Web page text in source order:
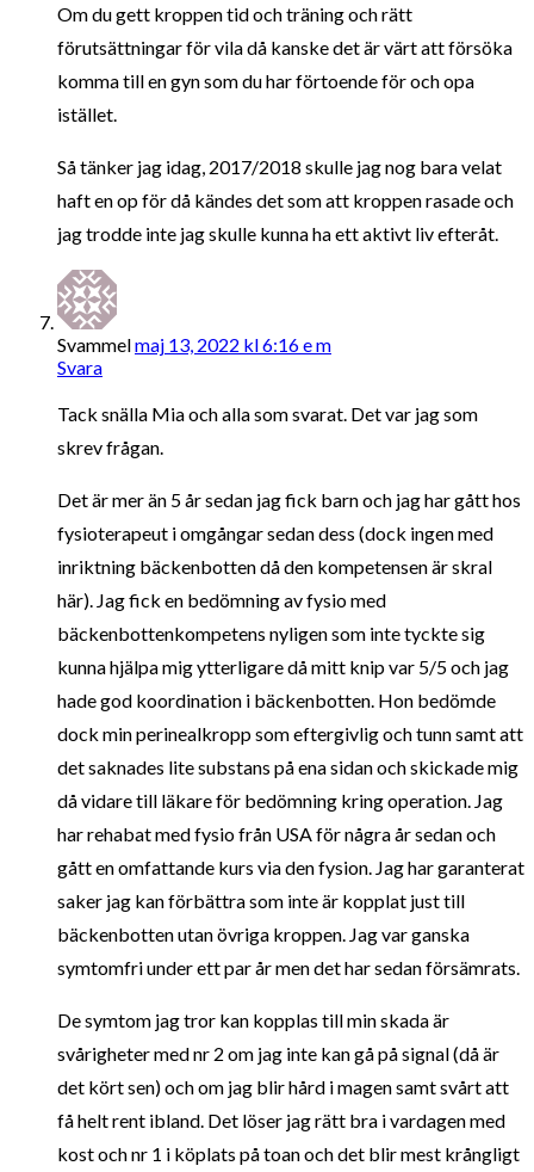
Om du gett kroppen tid och träning och rätt
förutsättningar för vila då kanske det är värt att försöka
komma till en gyn som du har förtoende för och opa
istället.
Så tänker jag idag, 2017/2018 skulle jag nog bara velat
haft en op för då kändes det som att kroppen rasade och
jag trodde inte jag skulle kunna ha ett aktivt liv efteråt.
Svammelmaj 13, 2022 kl 6:16 e m
Svara
Tack snälla Mia och alla som svarat. Det var jag som
skrev frågan.
Det är mer än 5 år sedan jag fick barn och jag har gått hos
fysioterapeut i omgångar sedan dess (dock ingen med
inriktning bäckenbotten då den kompetensen är skral
här). Jag fick en bedömning av fysio med
bäckenbottenkompetens nyligen som inte tyckte sig
kunna hjälpa mig ytterligare då mitt knip var 5/5 och jag
hade god koordination i bäckenbotten. Hon bedömde
dock min perinealkropp som eftergivlig och tunn samt att
det saknades lite substans på ena sidan och skickade mig
då vidare till läkare för bedömning kring operation. Jag
har rehabat med fysio från USA för några år sedan och
gått en omfattande kurs via den fysion. Jag har garanterat
saker jag kan förbättra som inte är kopplat just till
bäckenbotten utan övriga kroppen. Jag var ganska
symtomfri under ett par år men det har sedan försämrats.
De symtom jag tror kan kopplas till min skada är
svårigheter med nr 2 om jag inte kan gå på signal (då är
det kört sen) och om jag blir hård i magen samt svårt att
få helt rent ibland. Det löser jag rätt bra i vardagen med
kost och nr 1 i köplats på toan och det blir mest krångligt